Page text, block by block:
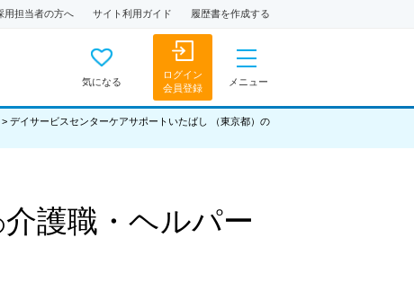
用担当者の方へ サイト利用ガイド 履歴書を作成する
気になる
ログイン
会員登録
メニュー
> デイサービスセンターケアサポートいたばし （東京都）の
介護職・ヘルパー